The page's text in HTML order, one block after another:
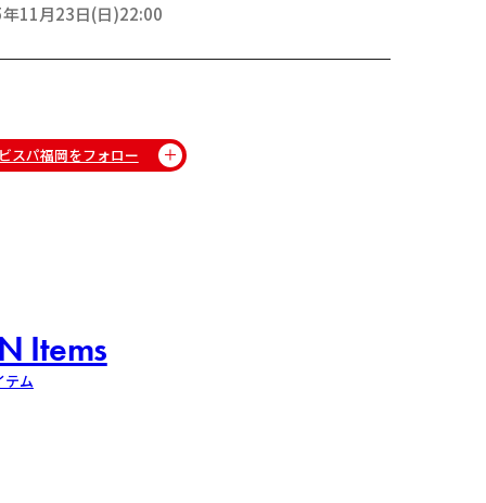
11月23日(日)22:00
スパ福岡をフォロー
Items
テム